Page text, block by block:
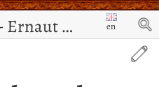
Hexagora - Ernaut de Jérusalem
en